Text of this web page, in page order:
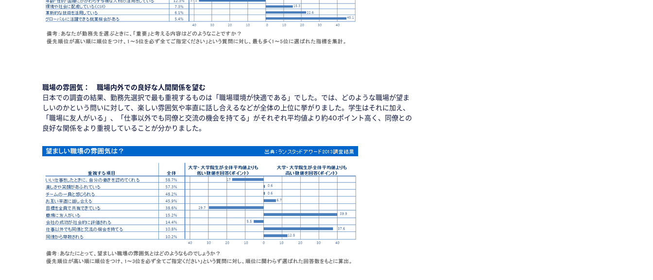
職場の雰囲気： 職場内外での良好な人間関係を望む
日本での調査の結果、勤務先選択で最も重視するものは「職場環境が快適である」でした。では、どのような職場が望ま
しいのかという問いに対して、楽しい雰囲気や率直に話し合えるなどが全体の上位に挙がりました。学生はそれに加え、
「職場に友人がいる」、「仕事以外でも同僚と交流の機会を持てる」がそれぞれ平均値より約40ポイント高く、同僚との
良好な関係をより重視していることが分かりました。